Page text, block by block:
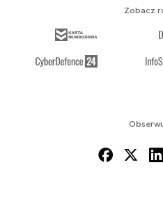
Zobacz